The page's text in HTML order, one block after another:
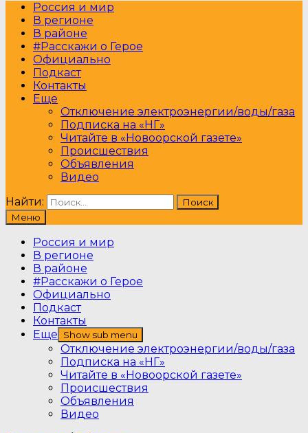
Россия и мир
В регионе
В районе
#Расскажи о Герое
Официально
Подкаст
Контакты
Еще
Отключение электроэнергии/воды/газа
Подписка на «НГ»
Читайте в «Новоорской газете»
Происшествия
Объявления
Видео
Найти:
Меню
Россия и мир
В регионе
В районе
#Расскажи о Герое
Официально
Подкаст
Контакты
Еще
Show sub menu
Отключение электроэнергии/воды/газа
Подписка на «НГ»
Читайте в «Новоорской газете»
Происшествия
Объявления
Видео